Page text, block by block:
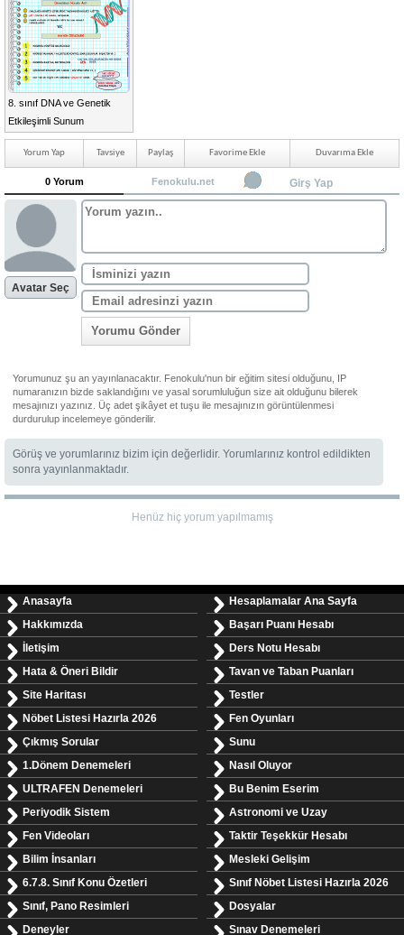
8. sınıf DNA ve Genetik
Etkileşimli Sunum
Yorum Yap Tavsiye Paylaş Favorime Ekle Duvarıma Ekle
0 Yorum Fenokulu.net Girş Yap
Avatar Seç
Yorumu Gönder
Yorumunuz şu an yayınlanacaktır. Fenokulu'nun bir eğitim sitesi olduğunu, IP
numaranızın bizde saklandığını ve yasal sorumluluğun size ait olduğunu bilerek
mesajınızı yazınız. Üç adet şikâyet et tuşu ile mesajınızın görüntülenmesi
durdurulup incelemeye gönderilir.
Görüş ve yorumlarınız bizim için değerlidir. Yorumlarınız kontrol edildikten
sonra yayınlanmaktadır.
Henüz hiç yorum yapılmamış
Anasayfa
Hakkımızda
İletişim
Hata & Öneri Bildir
Site Haritası
Nöbet Listesi Hazırla 2026
Çıkmış Sorular
1.Dönem Denemeleri
ULTRAFEN Denemeleri
Periyodik Sistem
Fen Videoları
Bilim İnsanları
6.7.8. Sınıf Konu Özetleri
Sınıf, Pano Resimleri
Deneyler
Hesaplamalar Ana Sayfa
Başarı Puanı Hesabı
Ders Notu Hesabı
Tavan ve Taban Puanları
Testler
Fen Oyunları
Sunu
Nasıl Oluyor
Bu Benim Eserim
Astronomi ve Uzay
Taktir Teşekkür Hesabı
Mesleki Gelişim
Sınıf Nöbet Listesi Hazırla 2026
Dosyalar
Sınav Denemeleri